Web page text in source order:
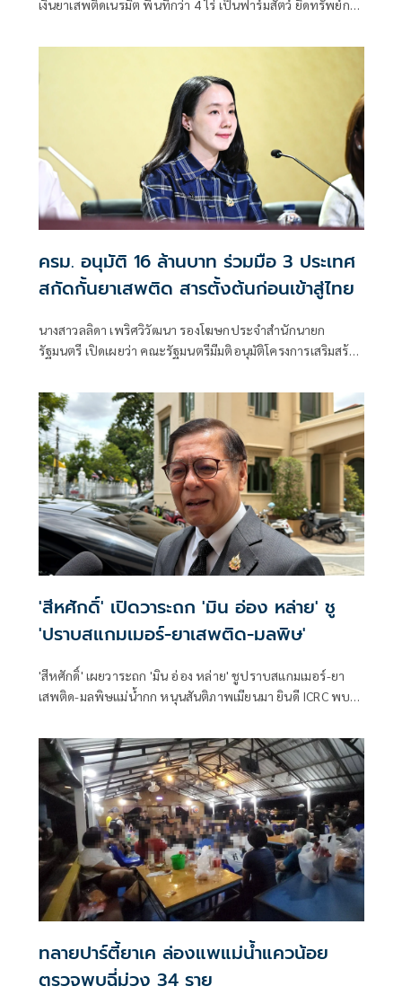
เงินยาเสพติดเนรมิต พื้นที่กว่า 4 ไร่ เป็นฟาร์มสัตว์ ยึดทรัพย์กว่า
ครม. อนุมัติ 16 ล้านบาท ร่วมมือ 3 ประเทศ
สกัดกั้นยาเสพติด สารตั้งต้นก่อนเข้าสู่ไทย
นางสาวลลิดา เพริศวิวัฒนา รองโฆษกประจำสำนักนายก
รัฐมนตรี เปิดเผยว่า คณะรัฐมนตรีมีมติอนุมัติโครงการเสริมสร้าง
ยาเสพติดและทำลายเครือข่ายการค้ายาเสพติดระหว่าง
ประเทศ ประจำปีงบประมาณ พ.ศ. 2569 วงเงินรวม 16 ล้าน
บาท ตามที่กระทรวงยุติธรรม โดยสำนักงานคณะกรรมการ
ป้องกันและปราบปรามยาเสพติด หรือสำนักงาน ป.ป.ส.
'สีหศักดิ์' เปิดวาระถก 'มิน อ่อง หล่าย' ชู
'ปราบสแกมเมอร์-ยาเสพติด-มลพิษ'
'สีหศักดิ์' เผยวาระถก 'มิน อ่อง หล่าย' ชูปราบสแกมเมอร์-ยา
เสพติด-มลพิษแม่น้ำกก หนุนสันติภาพเมียนมา ยินดี ICRC พบ
ทลายปาร์ตี้ยาเค ล่องแพแม่น้ำแควน้อย
ตรวจพบฉี่ม่วง 34 ราย